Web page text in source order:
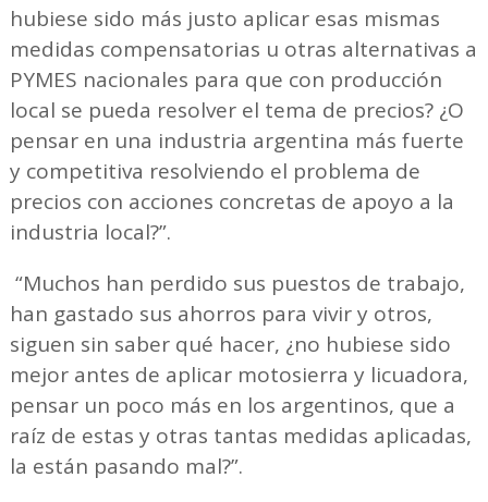
hubiese sido más justo aplicar esas mismas
medidas compensatorias u otras alternativas a
PYMES nacionales para que con producción
local se pueda resolver el tema de precios? ¿O
pensar en una industria argentina más fuerte
y competitiva resolviendo el problema de
precios con acciones concretas de apoyo a la
industria local?”.
“Muchos han perdido sus puestos de trabajo,
han gastado sus ahorros para vivir y otros,
siguen sin saber qué hacer, ¿no hubiese sido
mejor antes de aplicar motosierra y licuadora,
pensar un poco más en los argentinos, que a
raíz de estas y otras tantas medidas aplicadas,
la están pasando mal?”.